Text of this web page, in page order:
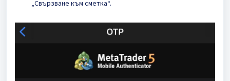
„Свързване към сметка“.